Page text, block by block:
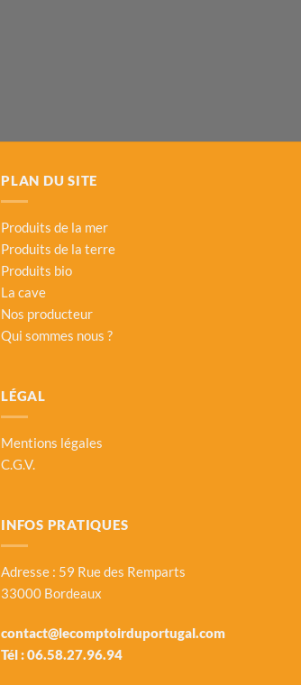
PLAN DU SITE
Produits de la mer
Produits de la terre
Produits bio
La cave
Nos producteur
Qui sommes nous ?
LÉGAL
Mentions légales
C.G.V.
INFOS PRATIQUES
Adresse : 59 Rue des Remparts
33000 Bordeaux
contact@lecomptoirduportugal.com
Tél :06.58.27.96.94